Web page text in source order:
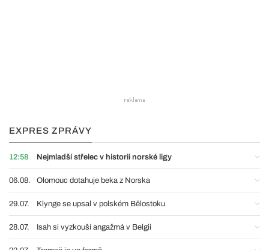
EXPRES ZPRÁVY
12:58 Nejmladší střelec v historii norské ligy
06.08. Olomouc dotahuje beka z Norska
29.07. Klynge se upsal v polském Bělostoku
28.07. Isah si vyzkouší angažmá v Belgii